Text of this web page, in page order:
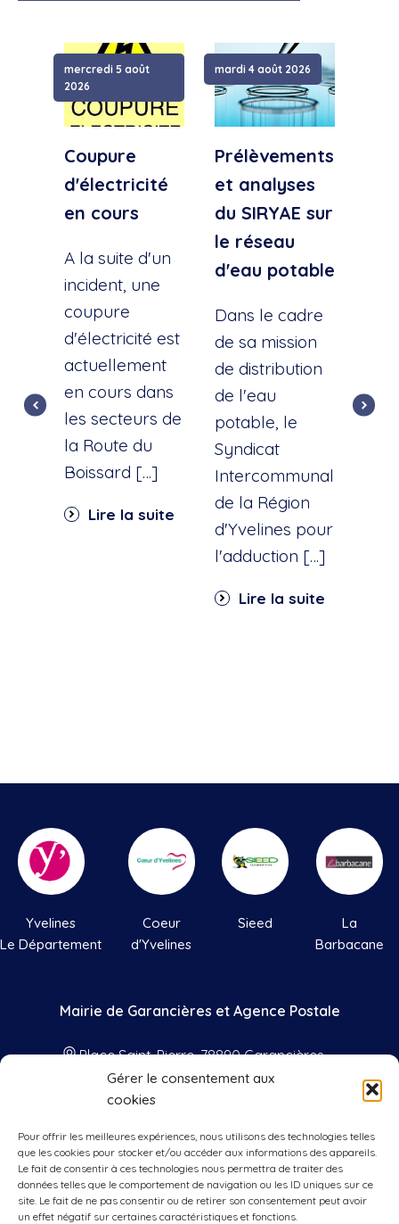
Gérer le consentement aux
cookies
Pour offrir les meilleures expériences, nous utilisons des technologies telles
que les cookies pour stocker et/ou accéder aux informations des appareils.
Le fait de consentir à ces technologies nous permettra de traiter des
données telles que le comportement de navigation ou les ID uniques sur ce
site. Le fait de ne pas consentir ou de retirer son consentement peut avoir
un effet négatif sur certaines caractéristiques et fonctions.
mercredi 5 août
2026
Coupure
d'électricité
en cours
A la suite d'un
incident, une
coupure
d'électricité est
actuellement
en cours dans
les secteurs de
la Route du
Boissard […]
Lire la suite
mardi 4 août 2026
Prélèvements
et analyses
du SIRYAE sur
le réseau
d'eau potable
Dans le cadre
de sa mission
de distribution
de l'eau
potable, le
Syndicat
Intercommunal
de la Région
d'Yvelines pour
l'adduction […]
Lire la suite
Yvelines
Le Département
Coeur
d'Yvelines
Sieed
La
Barbacane
Mairie de Garancières et Agence Postale
Place Saint-Pierre, 78890 Garancières
01 34 86 41 33
Nos horaires
Lundis, mercredis, vendredis : 9h00 à
12h00 et 15h00 à 17h00